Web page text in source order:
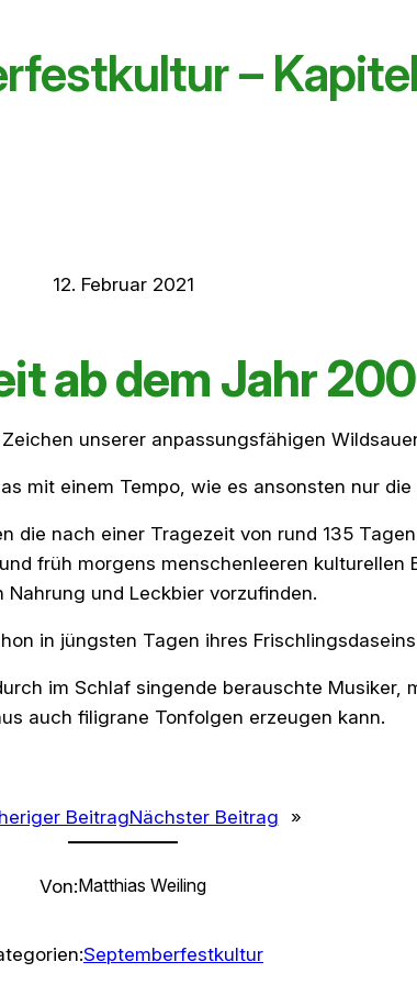
–
12. Februar 2021
ab dem Jahr
unserer anpassungsfähigen
mit einem Tempo, wie es ansonsten nur
die nach einer Tragezeit von rund 135
früh morgens menschenleeren
Nahrung und Leckbier vorzufinden.
in jüngsten Tagen ihres Frischlingsdaseins
im Schlaf singende berauschte Musiker,
auch filigrane Tonfolgen erzeugen kann.
BeitragNächster Beitrag »
Von:Matthias Weiling
Septemberfestkultur